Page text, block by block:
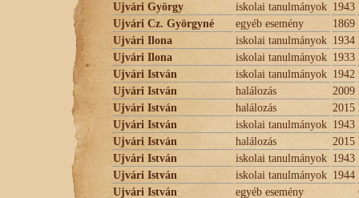
Ujvári György
iskolai tanulmányok 1943
Ujvári Cz. Györgyné
egyéb esemény 1869
Ujvári Ilona
iskolai tanulmányok 1934
Ujvári Ilona
iskolai tanulmányok 1933
Ujvári István
iskolai tanulmányok 1942
Ujvári István
halálozás 2009
Ujvári István
halálozás 2015
Ujvári István
iskolai tanulmányok 1943
Ujvári István
halálozás 2015
Ujvári István
iskolai tanulmányok 1943
Ujvári István
iskolai tanulmányok 1944
Ujvári István
egyéb esemény